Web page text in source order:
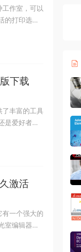
作室，可以
的打印选项
下载
丰富的工具
是爱好者，
激活
一个强大的
室编辑器允